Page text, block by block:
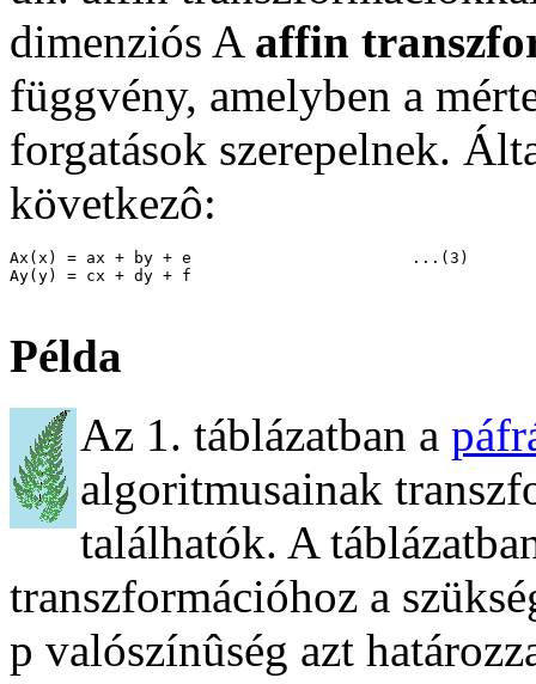
dimenziós A affin
függvény, amelyben a
forgatások szerepelnek.
következô:
Ax(x) = ax + by + e                       ...(3)
Ay(y) = cx + dy + f
Példa
Az 1. táblázatban a
algoritmusainak
találhatók. A
transzformációhoz a
p valószínûség azt